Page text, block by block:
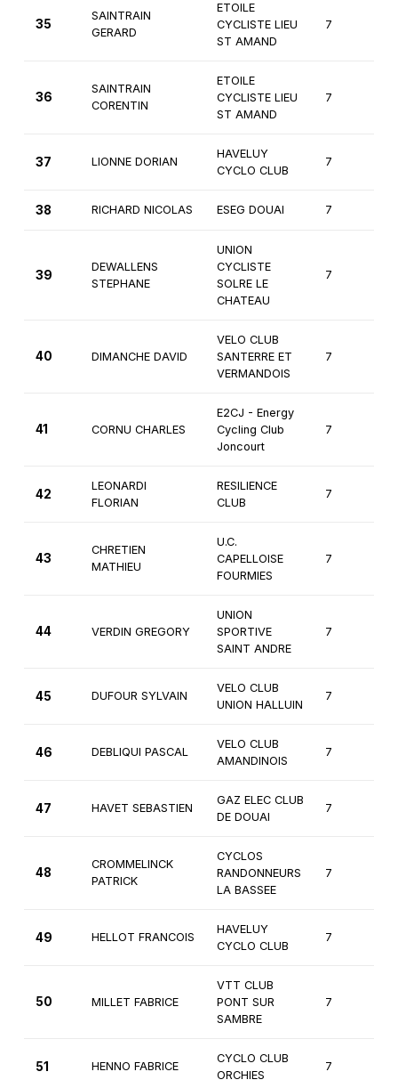
35
SAINTRAIN
GERARD
ETOILE
CYCLISTE LIEU
ST AMAND
7
36
SAINTRAIN
CORENTIN
ETOILE
CYCLISTE LIEU
ST AMAND
7
37 LIONNE DORIAN
HAVELUY
CYCLO CLUB
7
38 RICHARD NICOLAS ESEG DOUAI 7
39
DEWALLENS
STEPHANE
UNION
CYCLISTE
SOLRE LE
CHATEAU
7
40 DIMANCHE DAVID
VELO CLUB
SANTERRE ET
VERMANDOIS
7
41 CORNU CHARLES
E2CJ - Energy
Cycling Club
Joncourt
7
42
LEONARDI
FLORIAN
RESILIENCE
CLUB
7
43
CHRETIEN
MATHIEU
U.C.
CAPELLOISE
FOURMIES
7
44 VERDIN GREGORY
UNION
SPORTIVE
SAINT ANDRE
7
45 DUFOUR SYLVAIN
VELO CLUB
UNION HALLUIN
7
46 DEBLIQUI PASCAL
VELO CLUB
AMANDINOIS
7
47 HAVET SEBASTIEN
GAZ ELEC CLUB
DE DOUAI
7
48
CROMMELINCK
PATRICK
CYCLOS
RANDONNEURS
LA BASSEE
7
49 HELLOT FRANCOIS
HAVELUY
CYCLO CLUB
7
50 MILLET FABRICE
VTT CLUB
PONT SUR
SAMBRE
7
51 HENNO FABRICE
CYCLO CLUB
ORCHIES
7